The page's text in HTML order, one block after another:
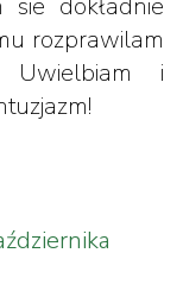
rozprawilam
i